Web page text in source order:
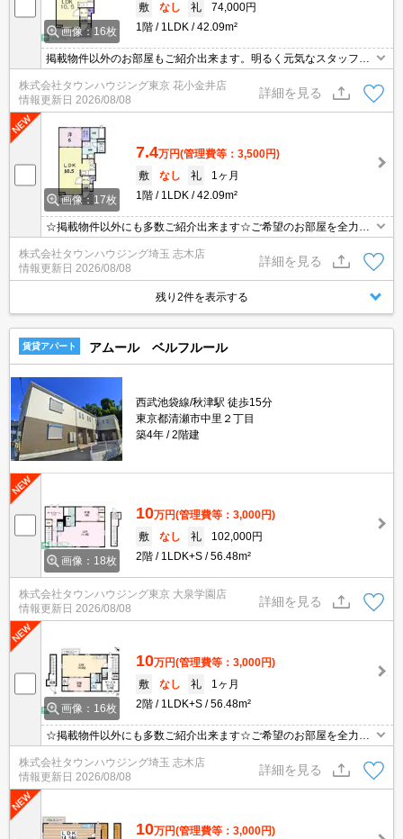
画像：16枚
敷
なし 礼
74,000円
1階
1LDK 42.09m²
掲載物件以外のお部屋もご紹介出来ます。明るく元気なスタッフが
丁寧にご対応させていただきます。オンラインで見学・接客可能で
す！お気軽にお問い合わせ下さい☆★
株式会社タウンハウジング東京 花小金井店
情報更新日 2026/08/08
詳細を見る
画像：17枚
7.4万円(管理費等：3,500円)
敷
なし 礼
1ヶ月
1階
1LDK 42.09m²
☆掲載物件以外にも多数ご紹介出来ます☆ご希望のお部屋を全力で
お探しさせて頂きます♪
株式会社タウンハウジング埼玉 志木店
情報更新日 2026/08/08
詳細を見る
残り2件を表示する
賃貸アパート アムール ベルフルール
西武池袋線/秋津駅 徒歩15分
東京都清瀬市中里２丁目
築4年
2階建
画像：18枚
10万円(管理費等：3,000円)
敷
なし 礼
102,000円
2階
1LDK+S 56.48m²
株式会社タウンハウジング東京 大泉学園店
情報更新日 2026/08/08
詳細を見る
画像：16枚
10万円(管理費等：3,000円)
敷
なし 礼
1ヶ月
2階
1LDK+S 56.48m²
☆掲載物件以外にも多数ご紹介出来ます☆ご希望のお部屋を全力で
お探しさせて頂きます♪
株式会社タウンハウジング埼玉 志木店
情報更新日 2026/08/08
詳細を見る
10万円(管理費等：3,000円)